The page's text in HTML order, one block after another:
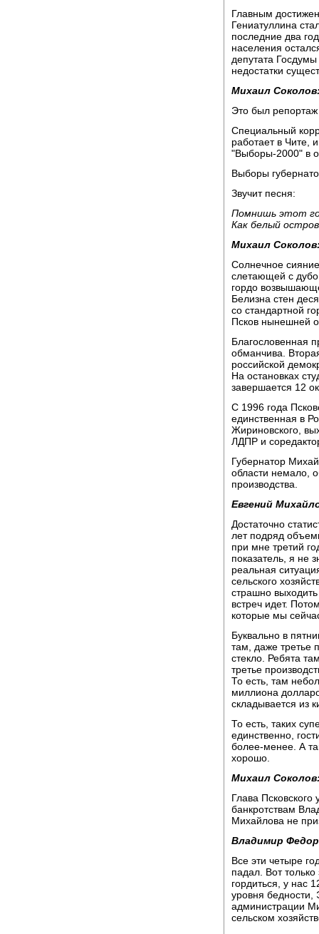
Главным
Гениатуллина
последние два
населения
депутата
недостатки
Михаил
Это был
Специальный
работает в Чите,
"Выборы-2000" в
Выборы
Звучит песня:
Помнишь этот
Как белый
Михаил
Солнечное
слетающей с
гордо
Белизна стен
со стандартной
Псков нынешней
Благословенная
обманчива.
российской
На остановках
завершается 12
С 1996 года
единственная в
Жириновского,
ЛДПР и
Губернатор
области немало,
производства.
Евгений
Достаточно
лет подряд
при мне третий
показатель, я не
реальная
сельского
страшно
встреч идет.
которые мы
Буквально в
там, даже третье
стекло. Ребята
третье
То есть, там
миллиона
складывается из
То есть, таких
единственно,
более-менее. А
хорошо.
Михаил
Глава
банкротствам
Михайлова не
Владимир
Все эти четыре
падал. Вот
гордиться, у нас
уровня бедности,
администрации
сельском